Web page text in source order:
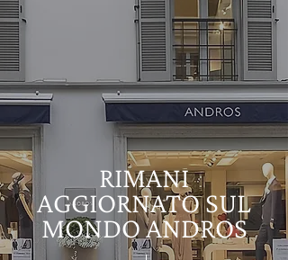
RIMANI
AGGIORNATO SUL
MONDO ANDROS